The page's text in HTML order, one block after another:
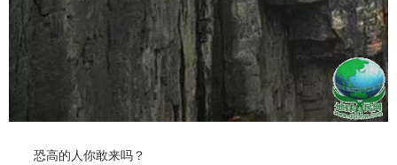
恐高的人你敢来吗？